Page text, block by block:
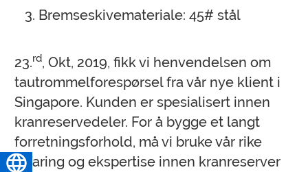
Bremseskivemateriale: 45# stål
23.rd, Okt, 2019, fikk vi henvendelsen om
tautrommelforespørsel fra vår nye klient i
Singapore. Kunden er spesialisert innen
kranreservedeler. For å bygge et langt
forretningsforhold, må vi bruke vår rike
erfaring og ekspertise innen kranreserver
Norsk